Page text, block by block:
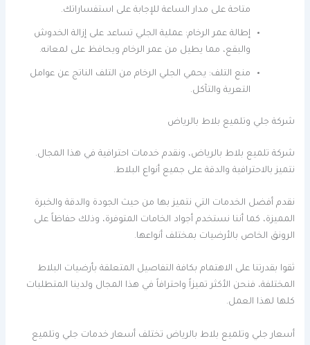
متاحة على مدار الساعة للإجابة على استفساراتك.
إطالة عمر الرخام: عملية الجلي تساعد على إزالة الخدوش
والبقع، مما يطيل من عمر الرخام ويحافظ على لمعانه.
منع التلف: يحمي الجلي الرخام من التلف الناتج عن عوامل
التعرية والتآكل.
شركة جلي وتلميع بلاط بالرياض
شركة تلميع بلاط بالرياض، ونقدم خدمات احترافية في هذا المجال.
نتميز بالاحترافية والدقة على جميع أنواع البلاط.
نقدم أفضل الخدمات التي نتميز بها من حيث الجودة والدقة والخبرة
المميزة، كما أننا نستخدم أجواد الخامات المتوفرة، وذلك حفاظاً على
الرونق الخاص بالأرضيات بمختلف أنواعها.
ثقوا بقدرتنا على الاهتمام بكافة التفاصيل المتعلقة بأرضيات البلاط
المختلفة، فنحن الأكثر تميزاً واحترافاً في هذا المجال ولدينا المتطلبات
كلها لهذا العمل.
أسعار جلي وتلميع بلاط بالرياض تختلف أسعار خدمات جلي وتلميع